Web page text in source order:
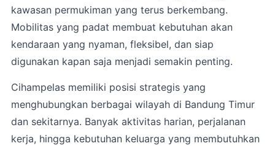
kawasan permukiman yang terus berkembang.
Mobilitas yang padat membuat kebutuhan akan
kendaraan yang nyaman, fleksibel, dan siap
digunakan kapan saja menjadi semakin penting.
Cihampelas memiliki posisi strategis yang
menghubungkan berbagai wilayah di Bandung Timur
dan sekitarnya. Banyak aktivitas harian, perjalanan
kerja, hingga kebutuhan keluarga yang membutuhkan